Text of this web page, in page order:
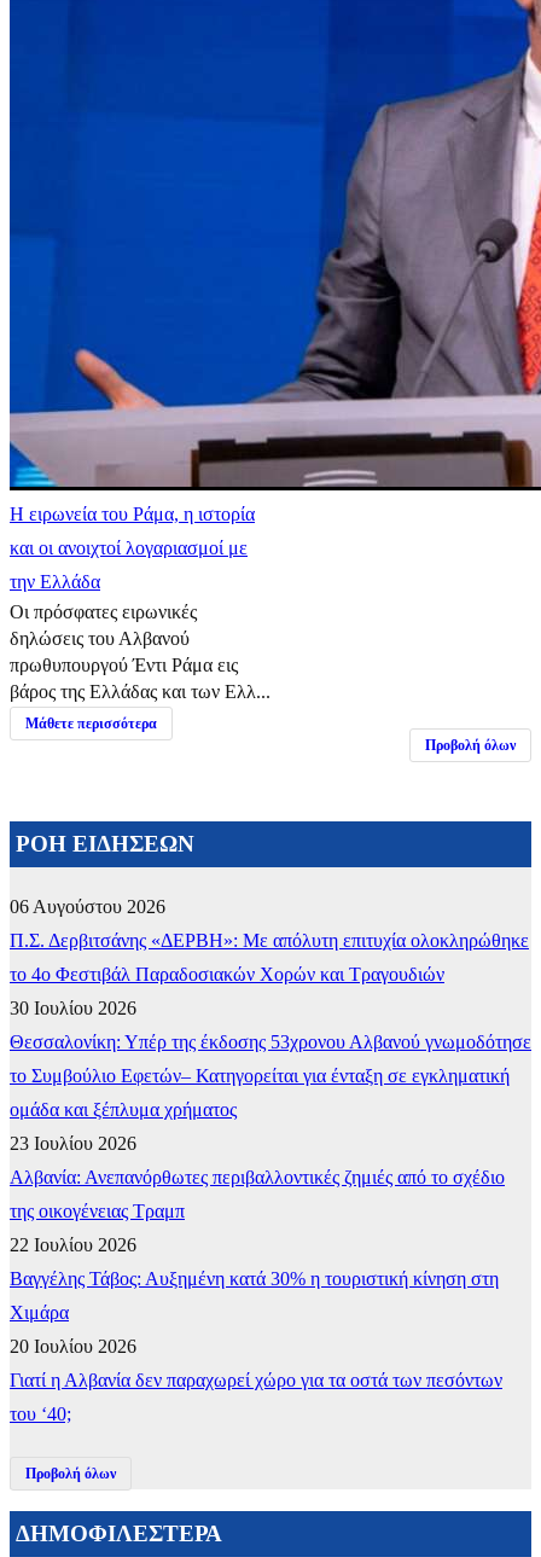
Η ειρωνεία του Ράμα, η ιστορία
και οι ανοιχτοί λογαριασμοί με
την Ελλάδα
Οι πρόσφατες ειρωνικές
δηλώσεις του Αλβανού
πρωθυπουργού Έντι Ράμα εις
βάρος της Ελλάδας και των Ελλ...
Μάθετε περισσότερα
Προβολή όλων
ΡΟΗ ΕΙΔΗΣΕΩΝ
06 Αυγούστου 2026
Π.Σ. Δερβιτσάνης «ΔΕΡΒΗ»: Με απόλυτη επιτυχία ολοκληρώθηκε
το 4ο Φεστιβάλ Παραδοσιακών Χορών και Τραγουδιών
30 Ιουλίου 2026
Θεσσαλονίκη: Υπέρ της έκδοσης 53χρονου Αλβανού γνωμοδότησε
το Συμβούλιο Εφετών– Κατηγορείται για ένταξη σε εγκληματική
ομάδα και ξέπλυμα χρήματος
23 Ιουλίου 2026
Αλβανία: Ανεπανόρθωτες περιβαλλοντικές ζημιές από το σχέδιο
της οικογένειας Τραμπ
22 Ιουλίου 2026
Βαγγέλης Τάβος: Αυξημένη κατά 30% η τουριστική κίνηση στη
Χιμάρα
20 Ιουλίου 2026
Γιατί η Αλβανία δεν παραχωρεί χώρο για τα οστά των πεσόντων
του ‘40;
Προβολή όλων
ΔΗΜΟΦΙΛΕΣΤΕΡΑ